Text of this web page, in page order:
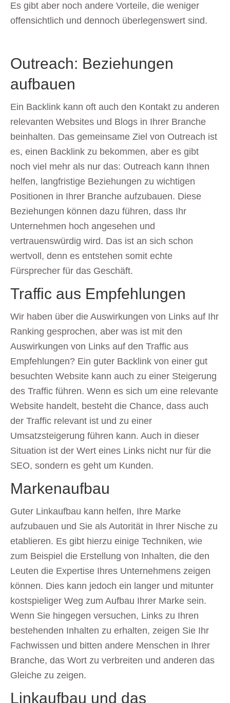
Es gibt aber noch andere Vorteile, die weniger
offensichtlich und dennoch überlegenswert sind.
Outreach: Beziehungen
aufbauen
Ein Backlink kann oft auch den Kontakt zu anderen
relevanten Websites und Blogs in Ihrer Branche
beinhalten. Das gemeinsame Ziel von Outreach ist
es, einen Backlink zu bekommen, aber es gibt
noch viel mehr als nur das: Outreach kann Ihnen
helfen, langfristige Beziehungen zu wichtigen
Positionen in Ihrer Branche aufzubauen. Diese
Beziehungen können dazu führen, dass Ihr
Unternehmen hoch angesehen und
vertrauenswürdig wird. Das ist an sich schon
wertvoll, denn es entstehen somit echte
Fürsprecher für das Geschäft.
Traffic aus Empfehlungen
Wir haben über die Auswirkungen von Links auf Ihr
Ranking gesprochen, aber was ist mit den
Auswirkungen von Links auf den Traffic aus
Empfehlungen? Ein guter Backlink von einer gut
besuchten Website kann auch zu einer Steigerung
des Traffic führen. Wenn es sich um eine relevante
Website handelt, besteht die Chance, dass auch
der Traffic relevant ist und zu einer
Umsatzsteigerung führen kann. Auch in dieser
Situation ist der Wert eines Links nicht nur für die
SEO, sondern es geht um Kunden.
Markenaufbau
Guter Linkaufbau kann helfen, Ihre Marke
aufzubauen und Sie als Autorität in Ihrer Nische zu
etablieren. Es gibt hierzu einige Techniken, wie
zum Beispiel die Erstellung von Inhalten, die den
Leuten die Expertise Ihres Unternehmens zeigen
können. Dies kann jedoch ein langer und mitunter
kostspieliger Weg zum Aufbau Ihrer Marke sein.
Wenn Sie hingegen versuchen, Links zu Ihren
bestehenden Inhalten zu erhalten, zeigen Sie Ihr
Fachwissen und bitten andere Menschen in Ihrer
Branche, das Wort zu verbreiten und anderen das
Gleiche zu zeigen.
Linkaufbau und das